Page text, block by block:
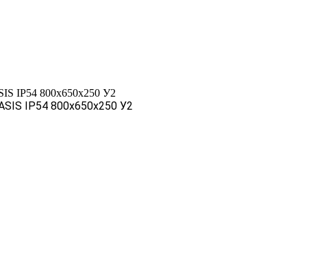
IP54 800х650х250 У2
IP54 800х650х250 У2